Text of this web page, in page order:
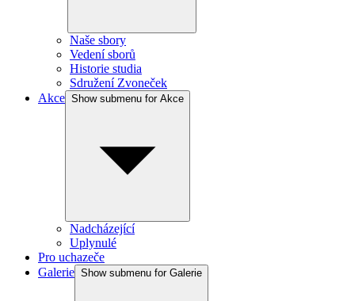
Naše sbory
Vedení sborů
Historie studia
Sdružení Zvoneček
Akce Show submenu for Akce
Nadcházející
Uplynulé
Pro uchazeče
Galerie Show submenu for Galerie